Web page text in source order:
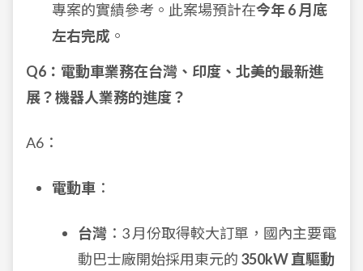
專案的實績參考。此案場預計在今年 6 月底
左右完成 。
Q6：電動車業務在台灣、印度、北美的最新進
展？機器人業務的進度？
A6：
電動車 ：
台灣 ：3 月份取得較大訂單，國內主要電
動巴士廠開始採用東元的 350kW 直驅動